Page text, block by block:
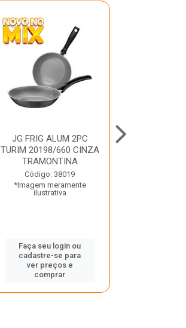
JG FRIG ALUM 2PC
TURIM 20198/660 CINZA
TRAMONTINA
Código: 38019
*Imagem meramente
ilustrativa
Faça seu login ou
cadastre-se para
ver preços e
comprar